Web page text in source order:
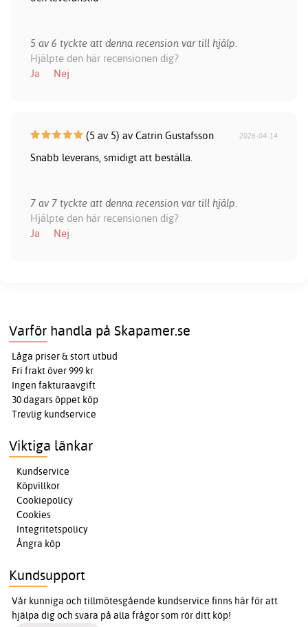
5 av 6 tyckte att denna recension var till hjälp.
Hjälpte den här recensionen dig?
Ja
Nej
(5 av 5) av Catrin Gustafsson 2026-04-14
Snabb leverans, smidigt att beställa.
7 av 7 tyckte att denna recension var till hjälp.
Hjälpte den här recensionen dig?
Ja
Nej
Varför handla på Skapamer.se
Låga priser & stort utbud
Fri frakt över 999 kr
Ingen fakturaavgift
30 dagars öppet köp
Trevlig kundservice
Viktiga länkar
Kundservice
Köpvillkor
Cookiepolicy
Cookies
Integritetspolicy
Ångra köp
Kundsupport
Vår kunniga och tillmötesgående kundservice finns här för att
hjälpa dig och svara på alla frågor som rör ditt köp!